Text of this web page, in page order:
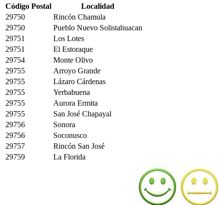
Código Postal
Localidad
29750
Rincón Chamula
29750
Pueblo Nuevo Solistahuacan
29751
Los Lotes
29751
El Estoraque
29754
Monte Olivo
29755
Arroyo Grande
29755
Lázaro Cárdenas
29755
Yerbabuena
29755
Aurora Ermita
29755
San José Chapayal
29756
Sonora
29756
Soconusco
29757
Rincón San José
29759
La Florida